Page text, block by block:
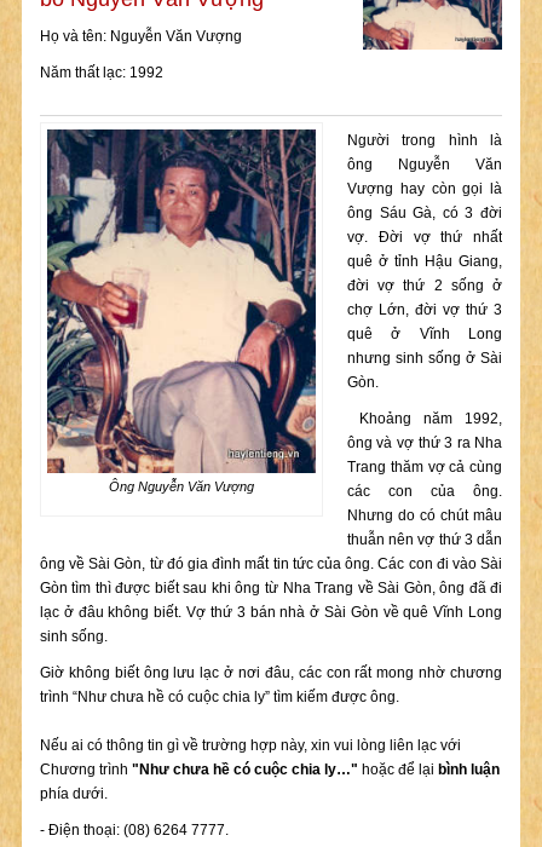
Họ và tên: Nguyễn Văn Vượng
Năm thất lạc: 1992
Ông Nguyễn Văn Vượng
Người trong hình là
ông Nguyễn Văn
Vượng hay còn gọi là
ông Sáu Gà, có 3 đời
vợ. Đời vợ thứ nhất
quê ở tỉnh Hậu Giang,
đời vợ thứ 2 sống ở
chợ Lớn, đời vợ thứ 3
quê ở Vĩnh Long
nhưng sinh sống ở Sài
Gòn.
Khoảng năm 1992,
ông và vợ thứ 3 ra Nha
Trang thăm vợ cả cùng
các con của ông.
Nhưng do có chút mâu
thuẫn nên vợ thứ 3 dẫn
ông về Sài Gòn, từ đó gia đình mất tin tức của ông. Các con đi vào Sài
Gòn tìm thì được biết sau khi ông từ Nha Trang về Sài Gòn, ông đã đi
lạc ở đâu không biết. Vợ thứ 3 bán nhà ở Sài Gòn về quê Vĩnh Long
sinh sống.
Giờ không biết ông lưu lạc ở nơi đâu, các con rất mong nhờ chương
trình “Như chưa hề có cuộc chia ly” tìm kiếm được ông.
Nếu ai có thông tin gì về trường hợp này, xin vui lòng liên lạc với
Chương trình "Như chưa hề có cuộc chia ly…" hoặc để lại bình luận
phía dưới.
- Điện thoại: (08) 6264 7777.